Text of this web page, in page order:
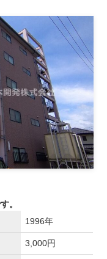
。
1996年
3,000円